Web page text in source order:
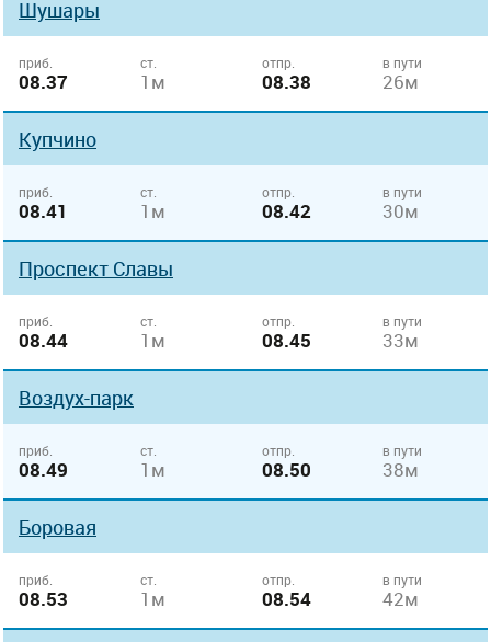
Шушары
приб.
08.37
ст.
1м
отпр.
08.38
в пути
26м
Купчино
приб.
08.41
ст.
1м
отпр.
08.42
в пути
30м
Проспект Славы
приб.
08.44
ст.
1м
отпр.
08.45
в пути
33м
Воздух-парк
приб.
08.49
ст.
1м
отпр.
08.50
в пути
38м
Боровая
приб.
08.53
ст.
1м
отпр.
08.54
в пути
42м